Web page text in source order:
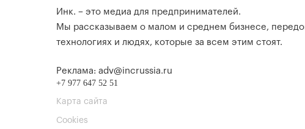
Инк. – это медиа для предпринимателей.
Мы рассказываем о малом и среднем бизнесе,
технологиях и людях, которые за всем этим стоят.
Реклама: adv@incrussia.ru
+7 977 647 52 51
Карта сайта
Cookies